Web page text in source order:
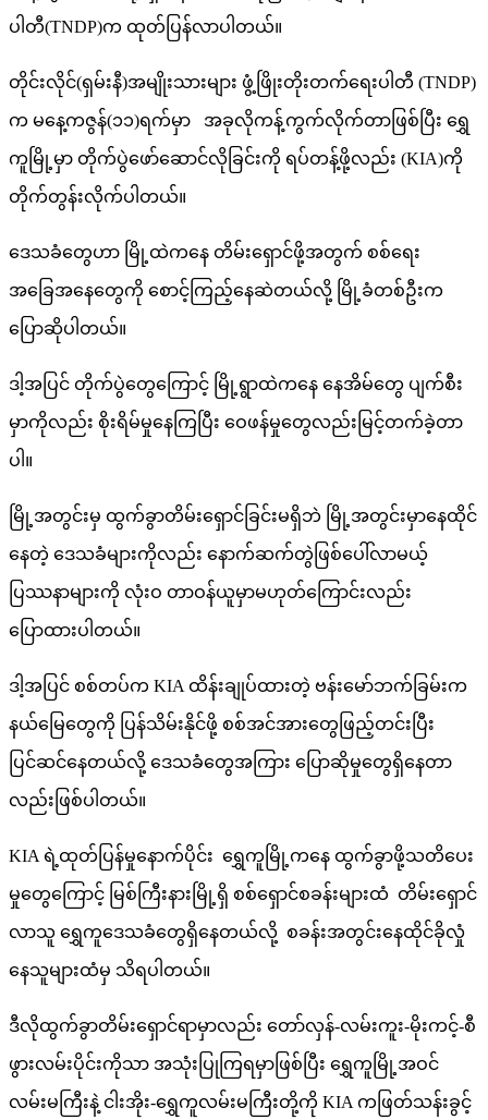
ပါတီ(TNDP)က ထုတ်ပြန်လာပါတယ်။
တိုင်းလိုင်(ရှမ်းနီ)အမျိုးသားများ ဖွံ့ဖြိုးတိုးတက်ရေးပါတီ (TNDP)
က မနေ့ကဇွန်(၁၁)ရက်မှာ အခုလိုကန့်ကွက်လိုက်တာဖြစ်ပြီး ရွှေ
ကူမြို့မှာ တိုက်ပွဲဖော်ဆောင်လိုခြင်းကို ရပ်တန့်ဖို့လည်း (KIA)ကို
တိုက်တွန်းလိုက်ပါတယ်။
ဒေသခံတွေဟာ မြို့ထဲကနေ တိမ်းရှောင်ဖို့အတွက် စစ်ရေး
အခြေအနေတွေကို စောင့်ကြည့်နေဆဲတယ်လို့ မြို့ခံတစ်ဦးက
ပြောဆိုပါတယ်။
ဒါ့အပြင် တိုက်ပွဲတွေကြောင့် မြို့ရွာထဲကနေ နေအိမ်တွေ ပျက်စီး
မှာကိုလည်း စိုးရိမ်မှုနေကြပြီး ဝေဖန်မှုတွေလည်းမြင့်တက်ခဲ့တာ
ပါ။
မြို့အတွင်းမှ ထွက်ခွာတိမ်းရှောင်ခြင်းမရှိဘဲ မြို့အတွင်းမှာနေထိုင်
နေတဲ့ ဒေသခံများကိုလည်း နောက်ဆက်တွဲဖြစ်ပေါ်လာမယ့်
ပြဿနာများကို လုံးဝ တာဝန်ယူမှာမဟုတ်ကြောင်းလည်း
ပြောထားပါတယ်။
ဒါ့အပြင် စစ်တပ်က KIA ထိန်းချုပ်ထားတဲ့ ဗန်းမော်ဘက်ခြမ်းက
နယ်မြေတွေကို ပြန်သိမ်းနိုင်ဖို့ စစ်အင်အားတွေဖြည့်တင်းပြီး
ပြင်ဆင်နေတယ်လို့ ဒေသခံတွေအကြား ပြောဆိုမှုတွေရှိနေတာ
လည်းဖြစ်ပါတယ်။
KIA ရဲ့ထုတ်ပြန်မှုနောက်ပိုင်း ရွှေကူမြို့ကနေ ထွက်ခွာဖို့သတိပေး
မှုတွေကြောင့် မြစ်ကြီးနားမြို့ရှိ စစ်ရှောင်စခန်းများထံ တိမ်းရှောင်
လာသူ ရွှေကူဒေသခံတွေရှိနေတယ်လို့ စခန်းအတွင်းနေထိုင်ခိုလှုံ
နေသူများထံမှ သိရပါတယ်။
ဒီလိုထွက်ခွာတိမ်းရှောင်ရာမှာလည်း တော်လှန်-လမ်းကူး-မိုးကင့်-စီ
ဖွားလမ်းပိုင်းကိုသာ အသုံးပြုကြရမှာဖြစ်ပြီး ရွှေကူမြို့အဝင်
လမ်းမကြီးနဲ့ ငါးအိုး-ရွှေကူလမ်းမကြီးတို့ကို KIA ကဖြတ်သန်းခွင့်